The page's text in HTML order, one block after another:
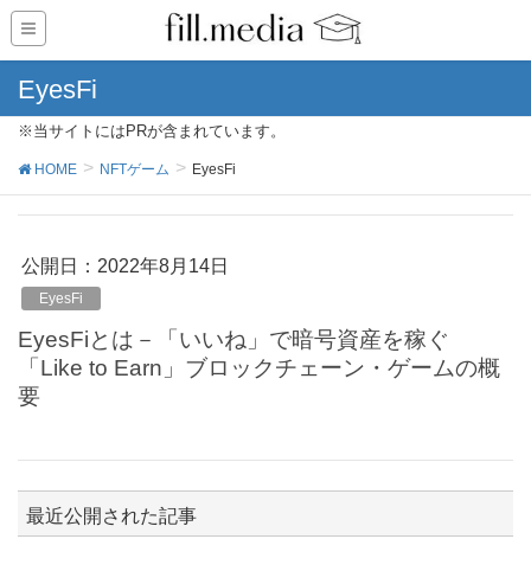
EyesFi
※当サイトにはPRが含まれています。
HOME NFTゲーム EyesFi
公開日： 2022年8月14日
EyesFi
EyesFiとは－「いいね」で暗号資産を稼ぐ
「Like to Earn」ブロックチェーン・ゲームの概
要
最近公開された記事